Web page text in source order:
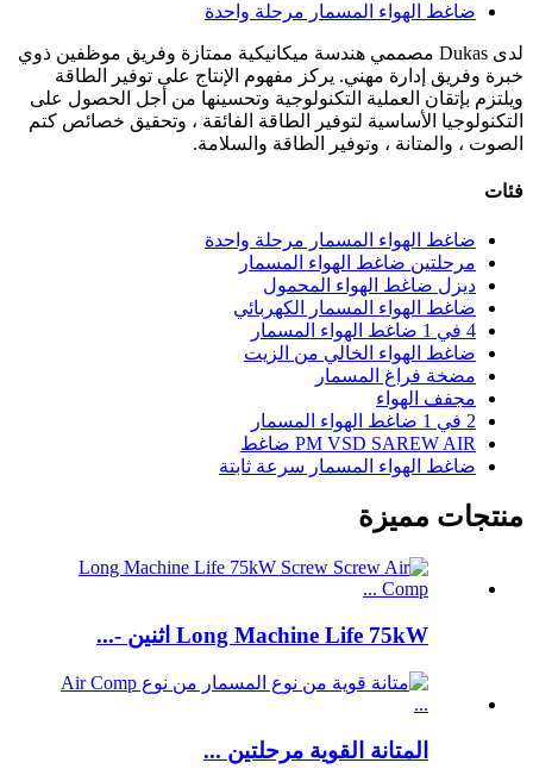
ضاغط الهواء المسمار مرحلة واحدة
لدى Dukas مصممي هندسة ميكانيكية ممتازة وفريق موظفين ذوي
خبرة وفريق إدارة مهني. يركز مفهوم الإنتاج على توفير الطاقة
ويلتزم بإتقان العملية التكنولوجية وتحسينها من أجل الحصول على
التكنولوجيا الأساسية لتوفير الطاقة الفائقة ، وتحقيق خصائص كتم
الصوت ، والمتانة ، وتوفير الطاقة والسلامة.
فئات
ضاغط الهواء المسمار مرحلة واحدة
مرحلتين ضاغط الهواء المسمار
ديزل ضاغط الهواء المحمول
ضاغط الهواء المسمار الكهربائي
4 في 1 ضاغط الهواء المسمار
ضاغط الهواء الخالي من الزيت
مضخة فراغ المسمار
مجفف الهواء
2 في 1 ضاغط الهواء المسمار
PM VSD SAREW AIR ضاغط
ضاغط الهواء المسمار سرعة ثابتة
منتجات مميزة
Long Machine Life 75kW اثنين -...
المتانة القوية مرحلتين ...